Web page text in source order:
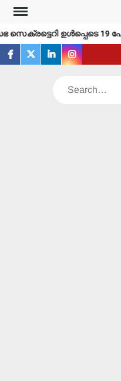
Skip
content
ഉള്‍പ്പെടെ 19
facebook
twitterlinkedininstagram
Search